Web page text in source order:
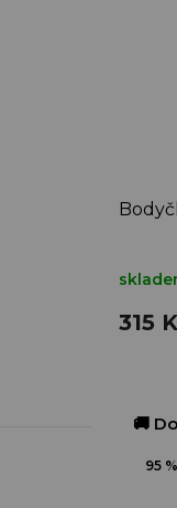
315
🚚
95